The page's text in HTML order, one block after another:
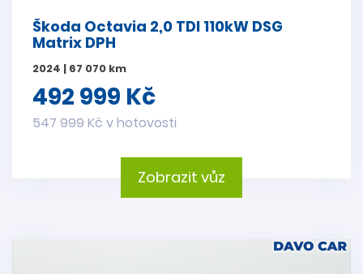
Škoda Octavia 2,0 TDI 110kW DSG
Matrix DPH
2024 | 67 070 km
492 999 Kč
547 999 Kč v hotovosti
Zobrazit vůz